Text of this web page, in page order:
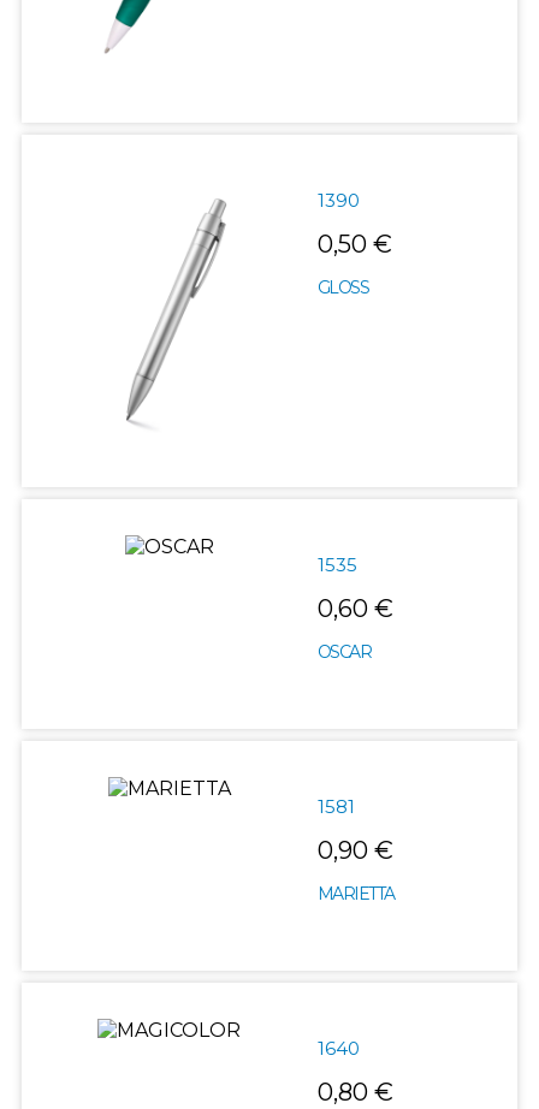
1390
0,50 €
GLOSS
1535
0,60 €
OSCAR
1581
0,90 €
MARIETTA
1640
0,80 €